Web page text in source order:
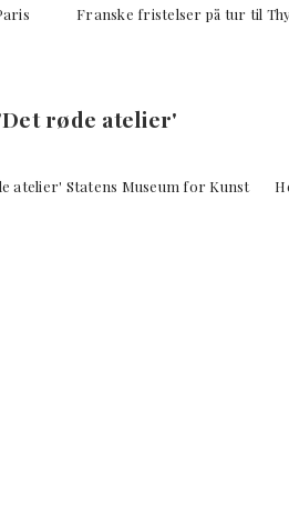
Paris Franske fristelser på tur til
røde atelier'
atelier' Statens Museum for Kunst